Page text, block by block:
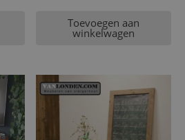
Toevoegen aan
winkelwagen